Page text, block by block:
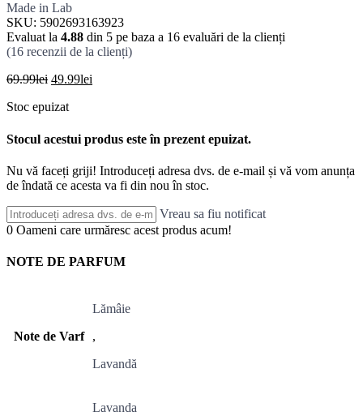
Made in Lab
SKU: 5902693163923
Evaluat la 4.88 din 5 pe baza a 16 evaluări de la clienți
(16 recenzii de la clienți)
69.99lei Prețul
a
69.99lei.
49.99lei
Stoc epuizat
Stocul acestui produs este în prezent epuizat.
Nu vă faceți griji! Introduceți adresa dvs. de e-mail și vă vom anunța
de îndată ce acesta va fi din nou în stoc.
Vreau sa fiu notificat
0 Oameni care urmăresc acest produs acum!
NOTE DE PARFUM
Note de Varf
Lămâie
,
Lavandă
Lavanda